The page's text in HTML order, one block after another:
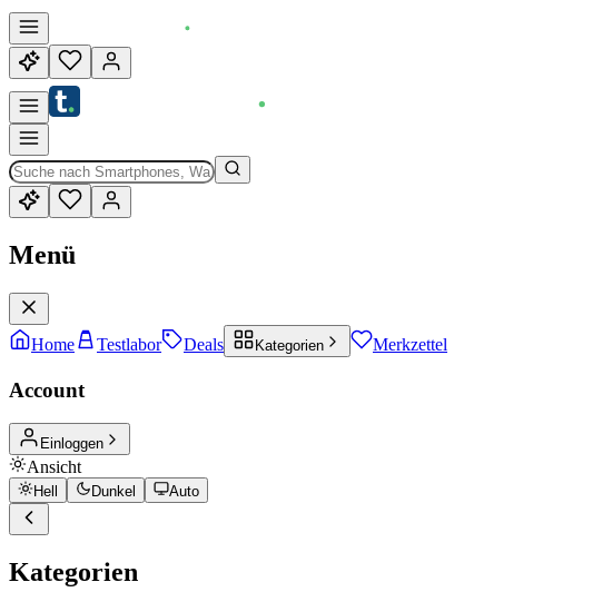
Menü
Home Testlabor Deals Kategorien Merkzettel
Account
Einloggen
Ansicht
Hell Dunkel Auto
Kategorien